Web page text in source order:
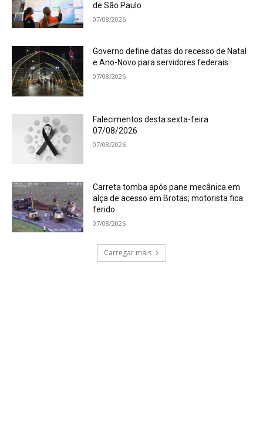
de São Paulo
07/08/2026
Governo define datas do recesso de Natal
e Ano-Novo para servidores federais
07/08/2026
Falecimentos desta sexta-feira
07/08/2026
07/08/2026
Carreta tomba após pane mecânica em
alça de acesso em Brotas; motorista fica
ferido
07/08/2026
Carregar mais